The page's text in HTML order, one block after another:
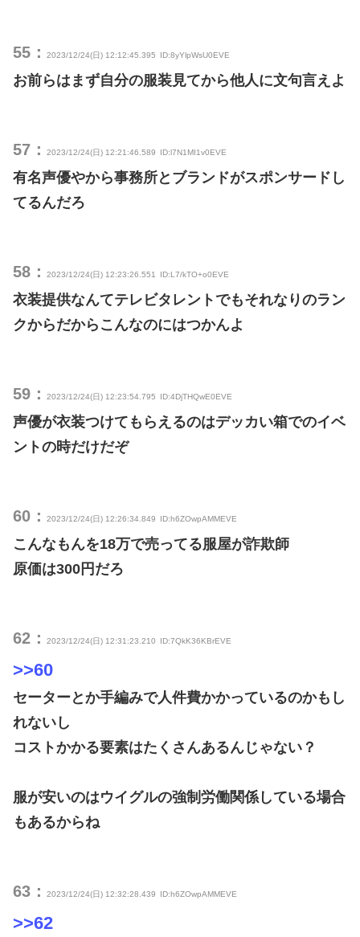
55： 2023/12/24(日) 12:12:45.395 ID:8yYlpWsU0EVE
お前らはまず自分の服装見てから他人に文句言えよ
57： 2023/12/24(日) 12:21:46.589 ID:l7N1MI1v0EVE
有名声優やから事務所とブランドがスポンサードし
てるんだろ
58： 2023/12/24(日) 12:23:26.551 ID:L7/kTO+o0EVE
衣装提供なんてテレビタレントでもそれなりのラン
クからだからこんなのにはつかんよ
59： 2023/12/24(日) 12:23:54.795 ID:4DjTHQwE0EVE
声優が衣装つけてもらえるのはデッカい箱でのイベ
ントの時だけだぞ
60： 2023/12/24(日) 12:26:34.849 ID:h6ZOwpAMMEVE
こんなもんを18万で売ってる服屋が詐欺師
原価は300円だろ
62： 2023/12/24(日) 12:31:23.210 ID:7QkK36KBrEVE
>>60
セーターとか手編みで人件費かかっているのかもし
れないし
コストかかる要素はたくさんあるんじゃない？
服が安いのはウイグルの強制労働関係している場合
もあるからね
63： 2023/12/24(日) 12:32:28.439 ID:h6ZOwpAMMEVE
>>62